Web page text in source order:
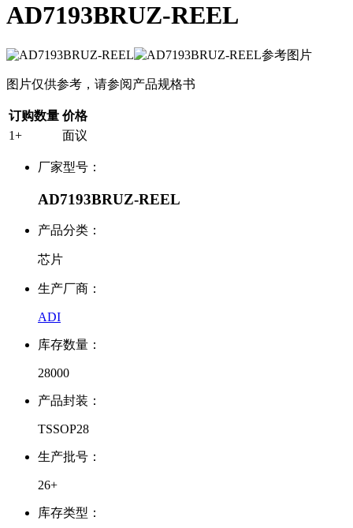
AD7193BRUZ-REEL
图片仅供参考，请参阅产品规格书
订购数量 价格
1+
面议
厂家型号：
AD7193BRUZ-REEL
产品分类：
芯片
生产厂商：
ADI
库存数量：
28000
产品封装：
TSSOP28
生产批号：
26+
库存类型：